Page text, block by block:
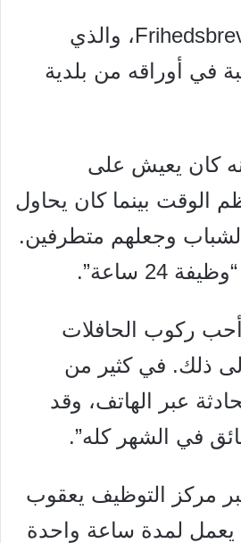
يروي هذا في Frihedsbrevet، والذي
في أوراقه من بلدية
كان يعيش على
الوقت بينما كان يحاول
وجعلهم متطرفين.
24 ساعة”.
أحب ركوب الحافلات
ذلك. في كثير من
عبر الهاتف، وقد
في الشهر كله”.
2014 أخبر مركز التوظيف يعقوب
لمدة ساعة واحدة